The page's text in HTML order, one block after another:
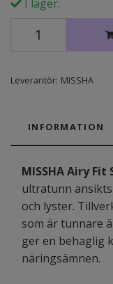
I lager.
Leverantör: MISSHA
INFORMATION
MISSHA Airy
ultratunn
och lyster.
som är tunnare
ger en behaglig
näringsämnen.